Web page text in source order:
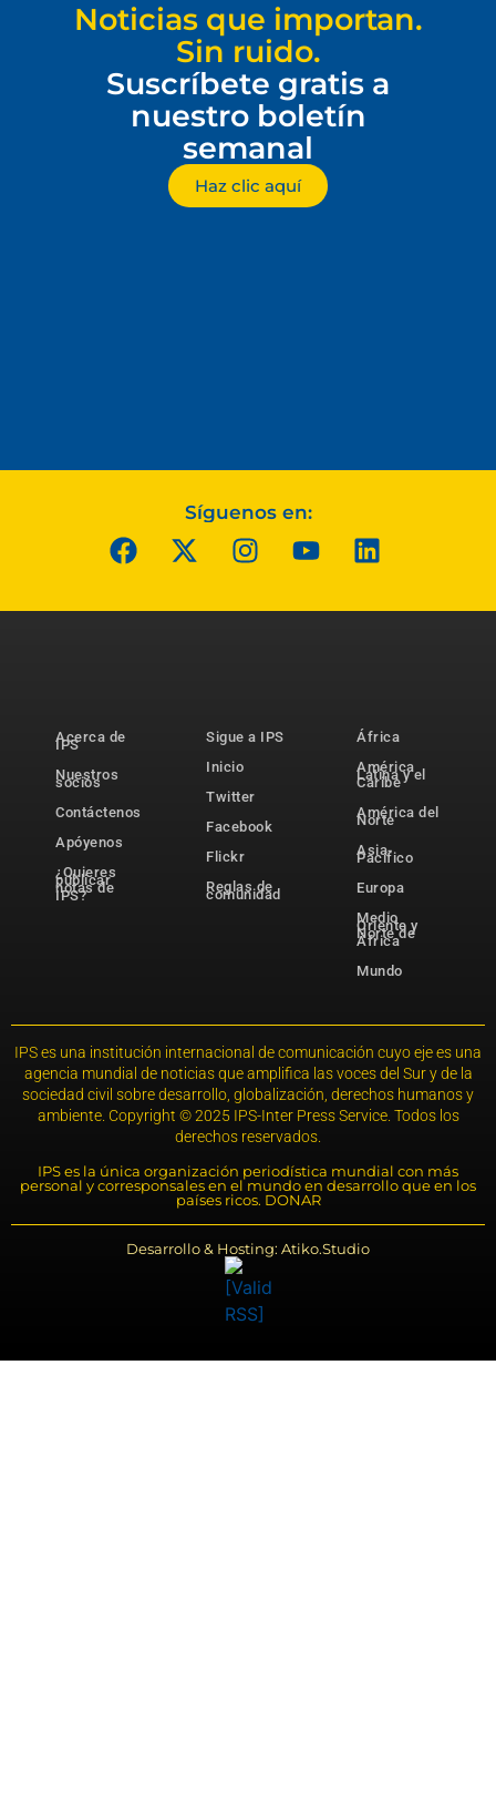
Noticias que importan.
Sin ruido.
Suscríbete gratis a
nuestro boletín
semanal
Haz clic aquí
Síguenos en:
Acerca de
IPS
Nuestros
socios
Contáctenos
Apóyenos
¿Quieres
publicar
notas de
IPS?
Sigue a IPS
Inicio
Twitter
Facebook
Flickr
Reglas de
comunidad
África
América
Latina y el
Caribe
América del
Norte
Asia-
Pacífico
Europa
Medio
Oriente y
Norte de
África
Mundo
IPS es una institución internacional de comunicación cuyo eje es una
agencia mundial de noticias que amplifica las voces del Sur y de la
sociedad civil sobre desarrollo, globalización, derechos humanos y
ambiente. Copyright © 2025 IPS-Inter Press Service. Todos los
derechos reservados.
IPS es la única organización periodística mundial con más
personal y corresponsales en el mundo en desarrollo que en los
países ricos. DONAR
Desarrollo & Hosting: Atiko.Studio